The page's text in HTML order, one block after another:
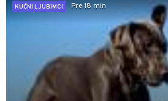
KUĆNI LJUBIMCI
Pre 18 min